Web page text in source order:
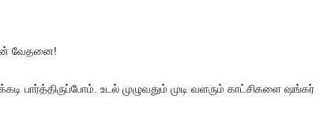
வேதனை!
பார்த்திருப்போம். உடல் முழுவதும் முடி வளரும் காட்சிகளை ஷங்கர்